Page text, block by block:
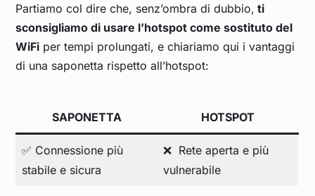
Partiamo col dire che, senz’ombra di dubbio, ti
sconsigliamo di usare l’hotspot come sostituto del
WiFi per tempi prolungati, e chiariamo qui i vantaggi
di una saponetta rispetto all’hotspot:
SAPONETTA HOTSPOT
✅ Connessione più
stabile e sicura
❌ Rete aperta e più
vulnerabile